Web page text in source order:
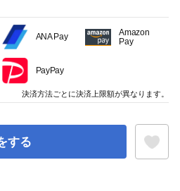
する
ANA Pay
Amazon
Pay
PayPay
決済方法ごとに決済上限額が異なります。